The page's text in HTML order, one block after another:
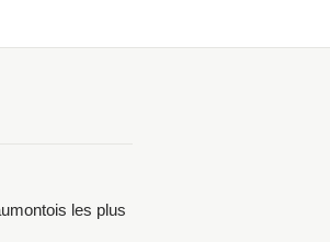
les plus